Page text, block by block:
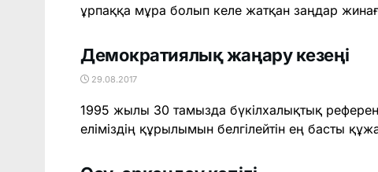
ұрпаққа мұра болып келе жатқан заңдар
Демократиялық жаңару кезеңі
29.08.2017
1995 жылы 30 тамызда бүкілхалықтық
еліміздің құрылымын белгілейтін ең басты